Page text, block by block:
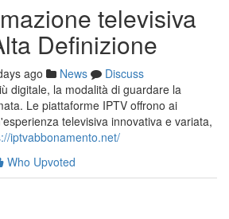
televisiva
Definizione
ago News
Discuss
digitale, la modalità di guardare la
Le piattaforme IPTV offrono ai
televisiva innovativa e variata,
iptvabbonamento.net/
Who Upvoted